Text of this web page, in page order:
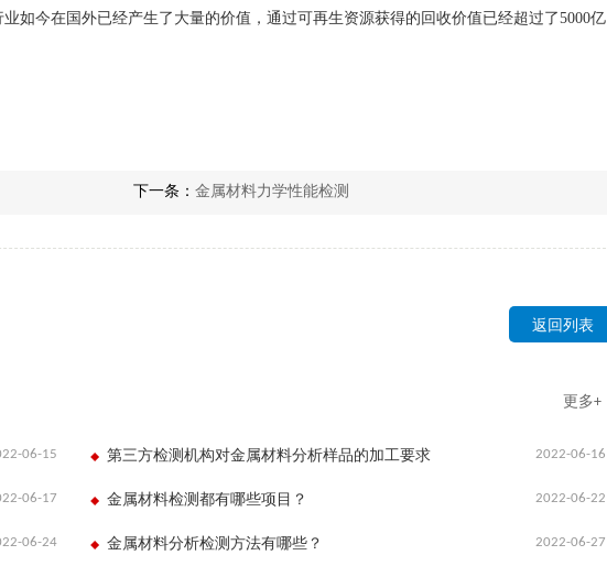
如今在国外已经产生了大量的价值，通过可再生资源获得的回收价值已经超过了5000亿
下一条： 金属材料力学性能检测
返回列表
更多+
06-15 2022-06-16
第三方检测机构对金属材料分析样品的加工要求
06-17 2022-06-22
金属材料检测都有哪些项目？
06-24 2022-06-27
金属材料分析检测方法有哪些？